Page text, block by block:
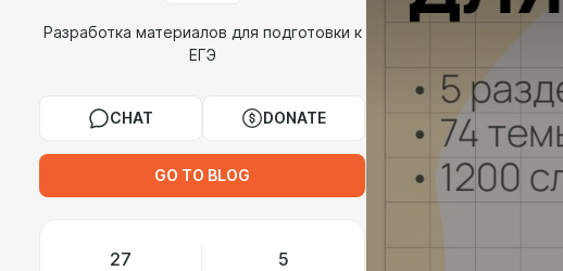
Разработка материалов для подготовки к
ЕГЭ
CHAT DONATE
GO TO BLOG
27 5